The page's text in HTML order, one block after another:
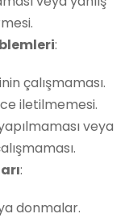
:
çalışmaması.
iletilmemesi.
veya
:
donmalar.